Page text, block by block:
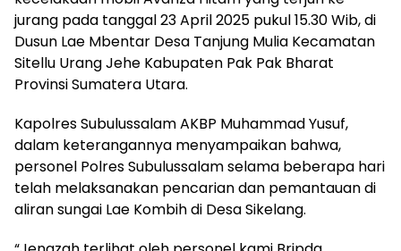
jurang pada tanggal 23 April 2025 pukul 15.30 Wib, di
Dusun Lae Mbentar Desa Tanjung Mulia Kecamatan
Sitellu Urang Jehe Kabupaten Pak Pak Bharat
Provinsi Sumatera Utara.
Kapolres Subulussalam AKBP Muhammad Yusuf,
dalam keterangannya menyampaikan bahwa,
personel Polres Subulussalam selama beberapa hari
telah melaksanakan pencarian dan pemantauan di
aliran sungai Lae Kombih di Desa Sikelang.